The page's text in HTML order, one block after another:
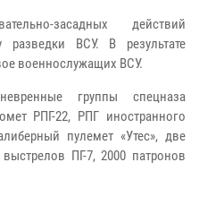
засадных действий
разведки ВСУ. В результате
военнослужащих ВСУ.
группы спецназа
РПГ-22, РПГ иностранного
пулемет «Утес», две
ПГ-7, 2000 патронов